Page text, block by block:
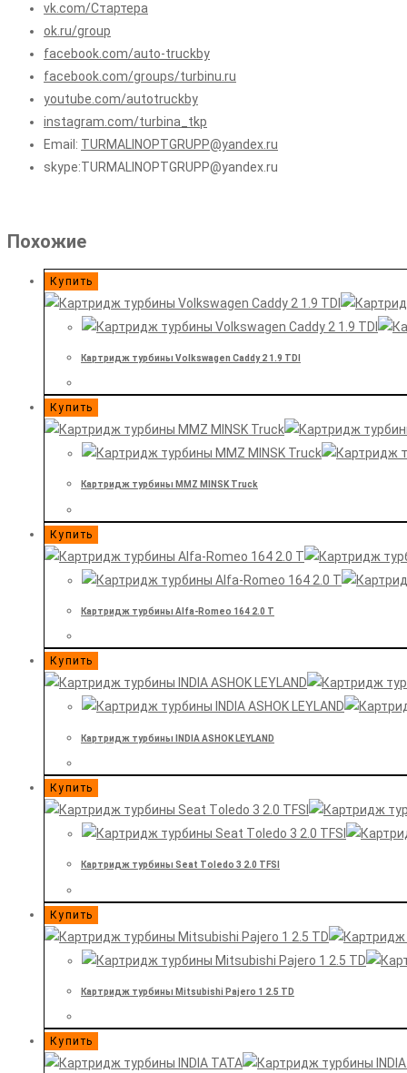
vk.com/Стартера
ok.ru/group
facebook.com/auto-truckby
facebook.com/groups/turbinu.ru
youtube.com/autotruckby
instagram.com/turbina_tkp
Email: TURMALINOPTGRUPP@yandex.ru
skype:TURMALINOPTGRUPP@yandex.ru
Похожие
Купить
Картридж турбины Volkswagen Caddy 2 1.9 TDI
Купить
Картридж турбины MMZ MINSK Truck
Купить
Картридж турбины Alfa-Romeo 164 2.0 T
Купить
Картридж турбины INDIA ASHOK LEYLAND
Купить
Картридж турбины Seat Tоledo 3 2.0 TFSI
Купить
Картридж турбины Mitsubishi Pajero 1 2.5 TD
Купить